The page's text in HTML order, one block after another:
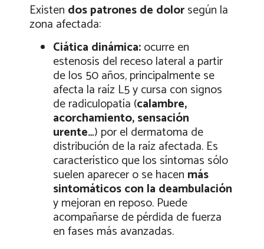
Existen dos patrones de dolorsegún la
zona afectada:
Ciática dinámica:ocurre en
estenosis del receso lateral a partir
de los 50 años, principalmente se
afecta la raíz L5 y cursa con signos
de radiculopatía (calambre,
acorchamiento, sensación
urente…) por el dermatoma de
distribución de la raíz afectada. Es
característico que los síntomas sólo
suelen aparecer o se hacen más
sintomáticos con la deambulación
y mejoran en reposo. Puede
acompañarse de pérdida de fuerza
en fases más avanzadas.